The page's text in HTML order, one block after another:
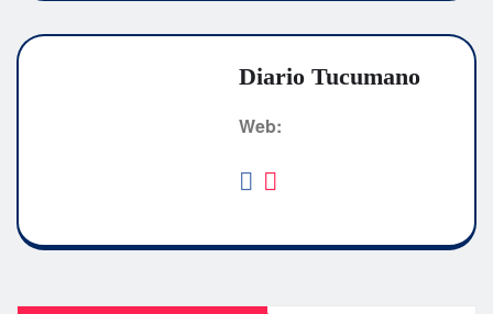
Diario Tucumano
Web: